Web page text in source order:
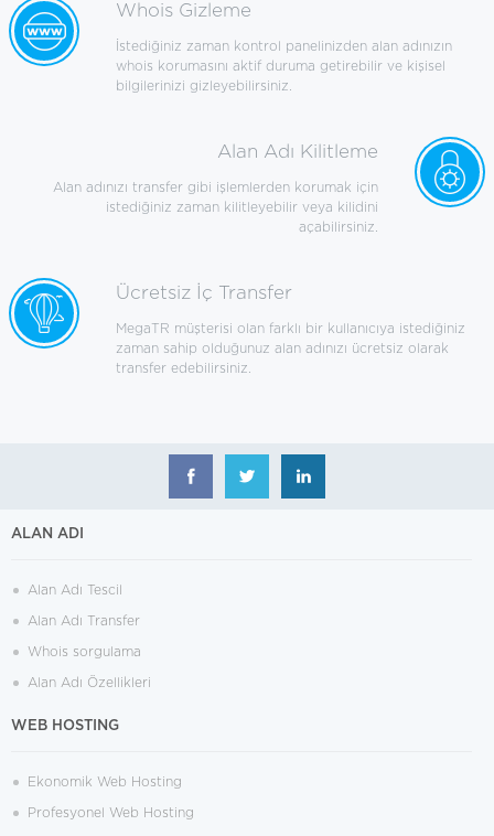
Whois Gizleme
İstediğiniz zaman kontrol panelinizden alan adınızın
whois korumasını aktif duruma getirebilir ve kişisel
bilgilerinizi gizleyebilirsiniz.
Alan Adı Kilitleme
Alan adınızı transfer gibi işlemlerden korumak için
istediğiniz zaman kilitleyebilir veya kilidini
açabilirsiniz.
Ücretsiz İç Transfer
MegaTR müşterisi olan farklı bir kullanıcıya istediğiniz
zaman sahip olduğunuz alan adınızı ücretsiz olarak
transfer edebilirsiniz.
ALAN ADI
Alan Adı Tescil
Alan Adı Transfer
Whois sorgulama
Alan Adı Özellikleri
WEB HOSTING
Ekonomik Web Hosting
Profesyonel Web Hosting